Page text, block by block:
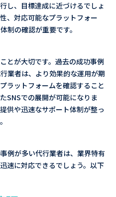
し、目標達成に近づけるでしょ
、対応可能なプラットフォー
制の確認が重要です。
とが大切です。過去の成功事例
業者は、より効果的な運用が期
ラットフォームを確認すること
SNSでの展開が可能になりま
供や迅速なサポート体制が整っ
例が多い代行業者は、業界特有
速に対応できるでしょう。以下